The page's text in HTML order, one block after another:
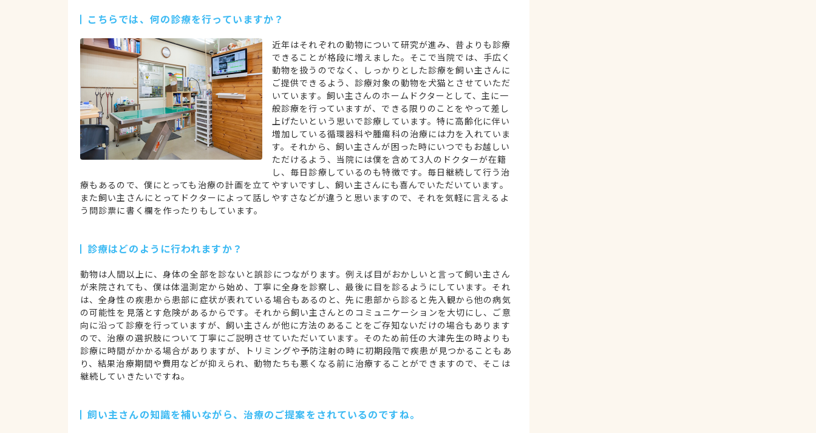
こちらでは、何の診療を行っていますか？
近年はそれぞれの動物について研究が進み、昔よりも診療
できることが格段に増えました。そこで当院では、手広く
動物を扱うのでなく、しっかりとした診療を飼い主さんに
ご提供できるよう、診療対象の動物を犬猫とさせていただ
いています。飼い主さんのホームドクターとして、主に一
般診療を行っていますが、できる限りのことをやって差し
上げたいという思いで診療しています。特に高齢化に伴い
増加している循環器科や腫瘍科の治療には力を入れていま
す。それから、飼い主さんが困った時にいつでもお越しい
ただけるよう、当院には僕を含めて3人のドクターが在籍
し、毎日診療しているのも特徴です。毎日継続して行う治
療もあるので、僕にとっても治療の計画を立てやすいですし、飼い主さんにも喜んでいただいています。
また飼い主さんにとってドクターによって話しやすさなどが違うと思いますので、それを気軽に言えるよ
う問診票に書く欄を作ったりもしています。
診療はどのように行われますか？
動物は人間以上に、身体の全部を診ないと誤診につながります。例えば目がおかしいと言って飼い主さん
が来院されても、僕は体温測定から始め、丁寧に全身を診察し、最後に目を診るようにしています。それ
は、全身性の疾患から患部に症状が表れている場合もあるのと、先に患部から診ると先入観から他の病気
の可能性を見落とす危険があるからです。それから飼い主さんとのコミュニケーションを大切にし、ご意
向に沿って診療を行っていますが、飼い主さんが他に方法のあることをご存知ないだけの場合もあります
ので、治療の選択肢について丁寧にご説明させていただいています。そのため前任の大津先生の時よりも
診療に時間がかかる場合がありますが、トリミングや予防注射の時に初期段階で疾患が見つかることもあ
り、結果治療期間や費用などが抑えられ、動物たちも悪くなる前に治療することができますので、そこは
継続していきたいですね。
飼い主さんの知識を補いながら、治療のご提案をされているのですね。